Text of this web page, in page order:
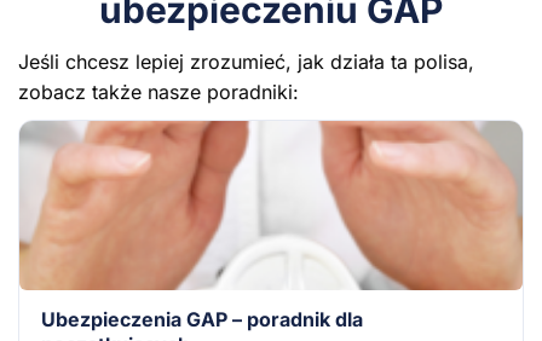
ubezpieczeniu GAP
Jeśli chcesz lepiej zrozumieć, jak działa ta polisa,
zobacz także nasze poradniki:
Ubezpieczenia GAP – poradnik dla